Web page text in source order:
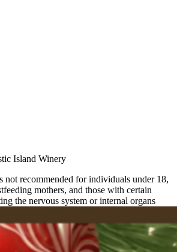
Island Winery
not recommended for individuals under 18,
mothers, and those with certain
the nervous system or internal organs